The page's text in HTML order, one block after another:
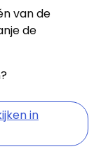
van de
de
in